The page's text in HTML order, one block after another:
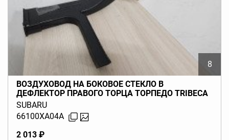
8
ВОЗДУХОВОД НА БОКОВОЕ СТЕКЛО В
ДЕФЛЕКТОР ПРАВОГО ТОРЦА ТОРПЕДО TRIBECA
B9 (W10) 2006-2014
SUBARU
66100XA04A
2 013 ₽